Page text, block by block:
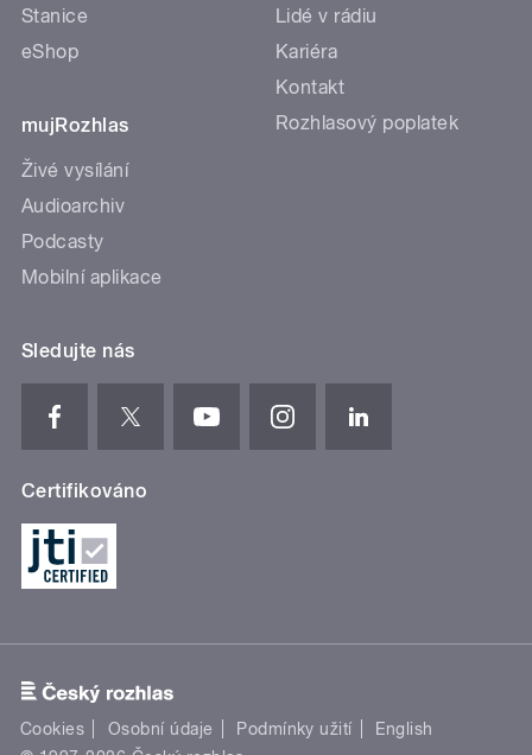
Stanice
eShop
mujRozhlas
Živé vysílání
Audioarchiv
Podcasty
Mobilní aplikace
Lidé v rádiu
Kariéra
Kontakt
Rozhlasový poplatek
Sledujte nás
Certifikováno
Cookies Osobní údaje Podmínky užití
English